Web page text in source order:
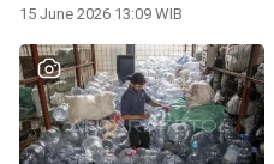
15 June 2026 13:09 WIB